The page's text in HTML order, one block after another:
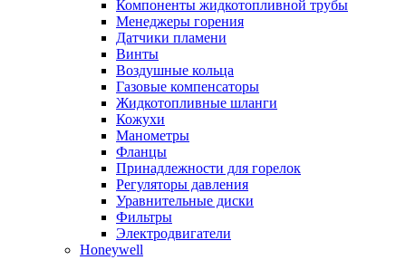
Компоненты жидкотопливной трубы
Менеджеры горения
Датчики пламени
Винты
Воздушные кольца
Газовые компенсаторы
Жидкотопливные шланги
Кожухи
Манометры
Фланцы
Принадлежности для горелок
Регуляторы давления
Уравнительные диски
Фильтры
Электродвигатели
Honeywell